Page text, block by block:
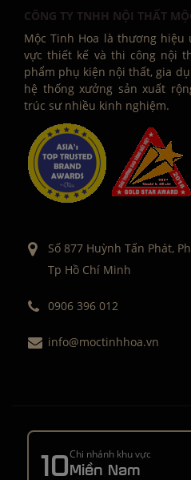
CÔNG TY TNHH NỘI THẤT
Mộc Tinh Hoa là thương
vực thiết kế và thi công nội
phẩm phụ kiện nội thất, gia
hệ thống xưởng sản xuất
trúc sư nhiều kinh nghiệm.
Số 877 Huỳnh Tấn Phát,
Tp Hồ Chí Minh
0906 396 012
info@moctinhhoa.vn
10Chi nhánh khu vực
Miền Nam